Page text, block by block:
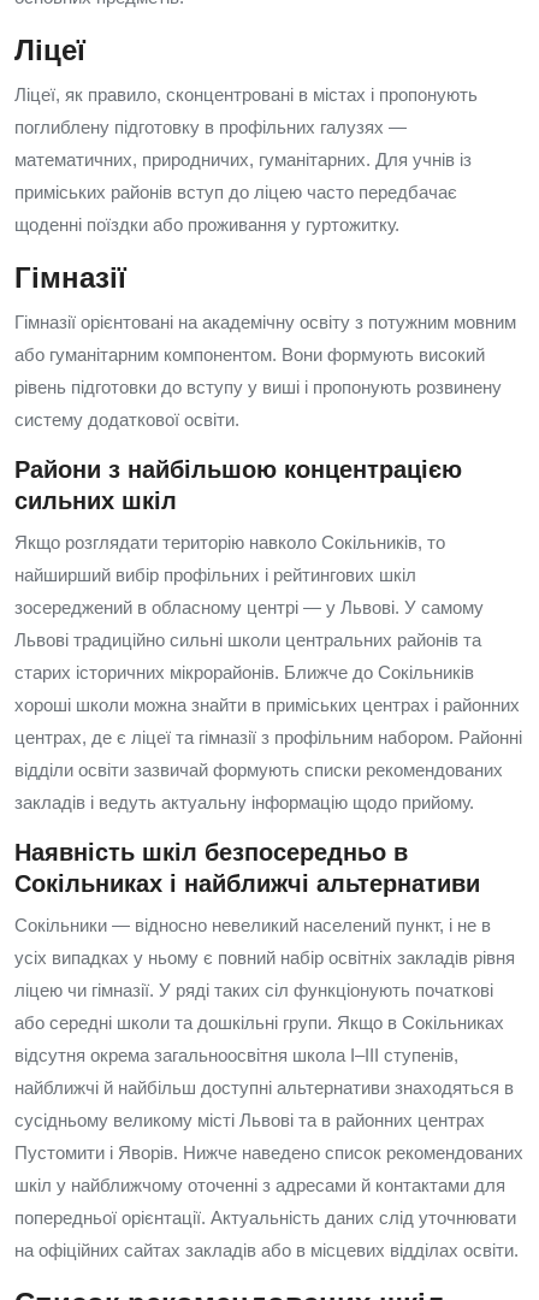
Ліцеї
Ліцеї, як правило, сконцентровані в містах і пропонують
поглиблену підготовку в профільних галузях —
математичних, природничих, гуманітарних. Для учнів із
приміських районів вступ до ліцею часто передбачає
щоденні поїздки або проживання у гуртожитку.
Гімназії
Гімназії орієнтовані на академічну освіту з потужним мовним
або гуманітарним компонентом. Вони формують високий
рівень підготовки до вступу у виші і пропонують розвинену
систему додаткової освіти.
Райони з найбільшою концентрацією
сильних шкіл
Якщо розглядати територію навколо Сокільників, то
найширший вибір профільних і рейтингових шкіл
зосереджений в обласному центрі — у Львові. У самому
Львові традиційно сильні школи центральних районів та
старих історичних мікрорайонів. Ближче до Сокільників
хороші школи можна знайти в приміських центрах і районних
центрах, де є ліцеї та гімназії з профільним набором. Районні
відділи освіти зазвичай формують списки рекомендованих
закладів і ведуть актуальну інформацію щодо прийому.
Наявність шкіл безпосередньо в
Сокільниках і найближчі альтернативи
Сокільники — відносно невеликий населений пункт, і не в
усіх випадках у ньому є повний набір освітніх закладів рівня
ліцею чи гімназії. У ряді таких сіл функціонують початкові
або середні школи та дошкільні групи. Якщо в Сокільниках
відсутня окрема загальноосвітня школа I–III ступенів,
найближчі й найбільш доступні альтернативи знаходяться в
сусідньому великому місті Львові та в районних центрах
Пустомити і Яворів. Нижче наведено список рекомендованих
шкіл у найближчому оточенні з адресами й контактами для
попередньої орієнтації. Актуальність даних слід уточнювати
на офіційних сайтах закладів або в місцевих відділах освіти.